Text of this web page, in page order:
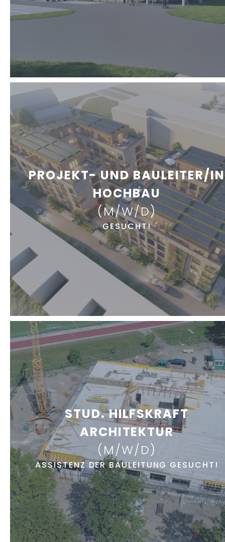
PROJEKT- UND BAULEITER/IN
HOCHBAU
(M/W/D)
GESUCHT!
STUD. HILFSKRAFT
ARCHITEKTUR
(M/W/D)
ASSISTENZ DER BAULEITUNG GESUCHT!